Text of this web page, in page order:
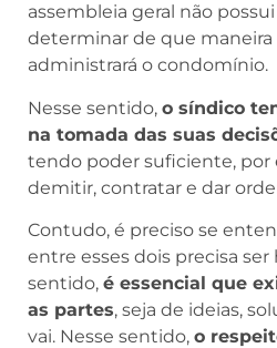
assembleia geral não
determinar de que maneira
administrará o condomínio.
Nesse sentido, o síndico
na tomada das suas
tendo poder suficiente, por
demitir, contratar e dar
Contudo, é preciso se
entre esses dois precisa ser
sentido, é essencial que
as partes, seja de ideias,
vai. Nesse sentido, o